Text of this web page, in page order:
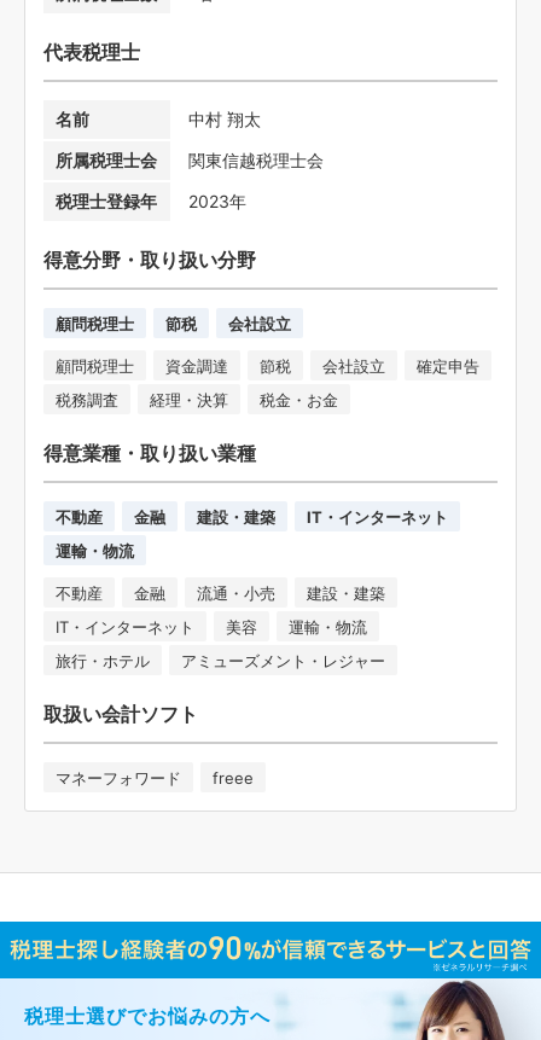
代表税理士
名前
中村 翔太
所属税理士会
関東信越税理士会
税理士登録年
2023年
得意分野・取り扱い分野
顧問税理士 節税 会社設立
顧問税理士 資金調達 節税 会社設立
確定申告
税務調査
経理・決算 税金・お金
得意業種・取り扱い業種
不動産 金融 建設・建築
IT・インターネット
運輸・物流
不動産 金融 流通・小売
建設・建築
IT・インターネット
美容
運輸・物流
旅行・ホテル
アミューズメント・レジャー
取扱い会計ソフト
マネーフォワード freee
税理士選びでお悩みの方へ